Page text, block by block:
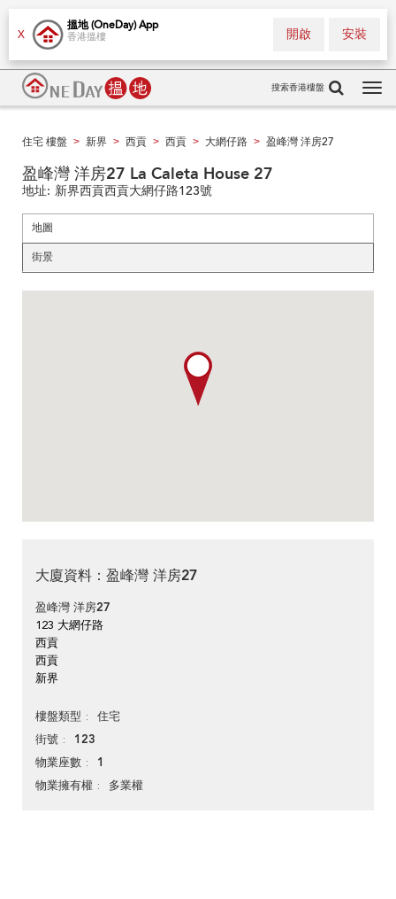
X
搵地 (OneDay) App
香港搵樓 安裝
開啟
搜索香港樓盤
住宅 樓盤 > 新界 > 西貢 > 西貢 > 大網仔路 > 盈峰灣 洋房27
盈峰灣 洋房27 La Caleta House 27
地址: 新界西貢西貢大網仔路123號
地圖
街景
大廈資料：盈峰灣 洋房27
盈峰灣 洋房27
123 大網仔路
西貢
西貢
新界
樓盤類型 住宅
街號 123
物業座數 1
物業擁有權 多業權